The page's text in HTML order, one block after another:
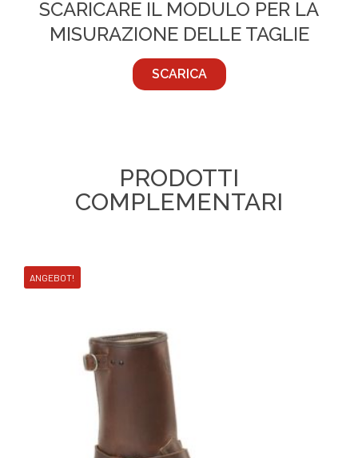
SCARICARE IL MODULO PER LA
MISURAZIONE DELLE TAGLIE
SCARICA
PRODOTTI
COMPLEMENTARI
ANGEBOT!